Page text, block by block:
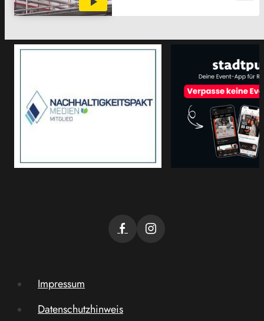
Impressum
Datenschutzhinweis